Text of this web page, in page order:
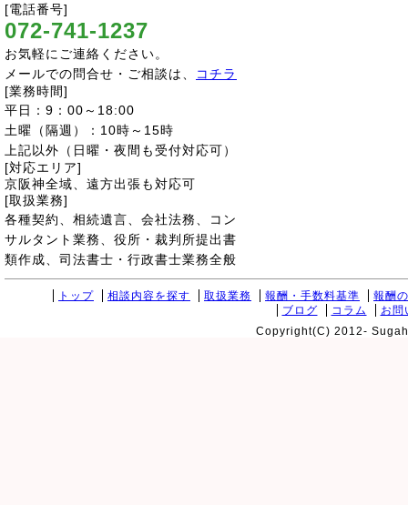
[電話番号]
072-741-1237
お気軽にご連絡ください。
メールでの問合せ・ご相談は、
コチラ
[業務時間]
平日：9：00～18:00
土曜（隔週）：10時～15時
上記以外（日曜・夜間も受付対応可）
[対応エリア]
京阪神全域、遠方出張も対応可
[取扱業務]
各種契約、相続遺言、会社法務、コン
サルタント業務、役所・裁判所提出書
類作成、司法書士・行政書士業務全般
トップ 相談内容を探す 取扱業務 報酬・手数料基準
報酬
ブログ
コラム
お問
Copyright(C) 2012-